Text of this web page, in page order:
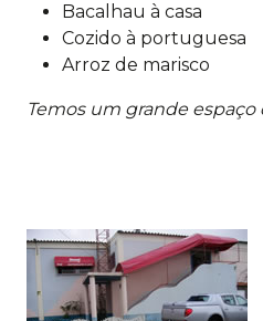
Bacalhau à casa
Cozido à portuguesa
Arroz de marisco
Temos um grande